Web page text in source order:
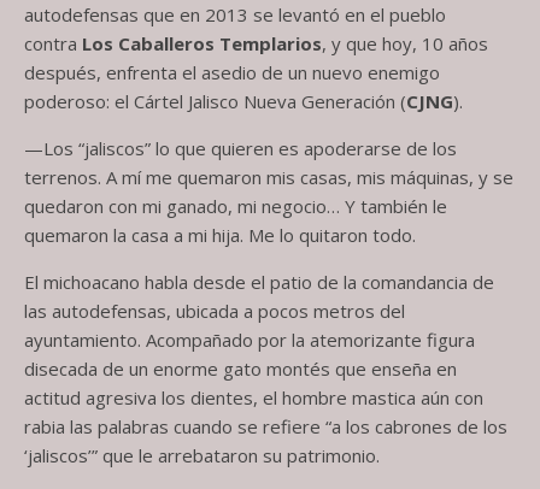
autodefensas que en 2013 se levantó en el pueblo
contra Los Caballeros Templarios, y que hoy, 10 años
después, enfrenta el asedio de un nuevo enemigo
poderoso: el Cártel Jalisco Nueva Generación (CJNG).
—Los “jaliscos” lo que quieren es apoderarse de los
terrenos. A mí me quemaron mis casas, mis máquinas, y se
quedaron con mi ganado, mi negocio… Y también le
quemaron la casa a mi hija. Me lo quitaron todo.
El michoacano habla desde el patio de la comandancia de
las autodefensas, ubicada a pocos metros del
ayuntamiento. Acompañado por la atemorizante figura
disecada de un enorme gato montés que enseña en
actitud agresiva los dientes, el hombre mastica aún con
rabia las palabras cuando se refiere “a los cabrones de los
‘jaliscos’” que le arrebataron su patrimonio.